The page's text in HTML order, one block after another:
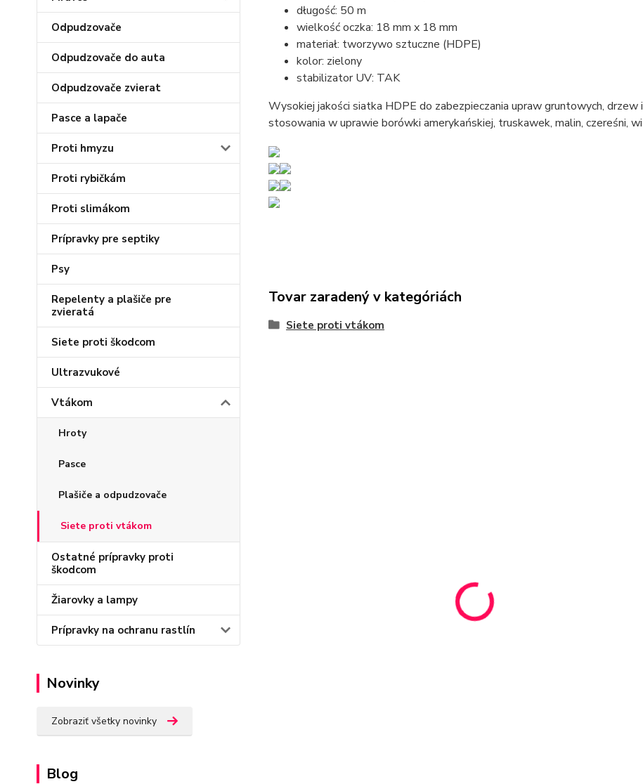
Odpudzovače
Odpudzovače do auta
Odpudzovače zvierat
Pasce a lapače
Proti hmyzu
Proti rybičkám
Proti slimákom
Prípravky pre septiky
Psy
Repelenty a plašiče pre
zvieratá
Siete proti škodcom
Ultrazvukové
Vtákom
Hroty
Pasce
Plašiče a odpudzovače
Siete proti vtákom
Ostatné prípravky proti
škodcom
Žiarovky a lampy
Prípravky na ochranu rastlín
Novinky
Zobraziť všetky novinky
Blog
długość: 50 m
wielkość oczka: 18 mm x 18 mm
materiał: tworzywo sztuczne (HDPE)
kolor: zielony
stabilizator UV: TAK
Wysokiej jakości siatka HDPE do zabezpieczania upraw gruntowych,
stosowania w uprawie borówki amerykańskiej, truskawek, malin, czereśni,
Tovar zaradený v kategóriách
Siete proti vtákom